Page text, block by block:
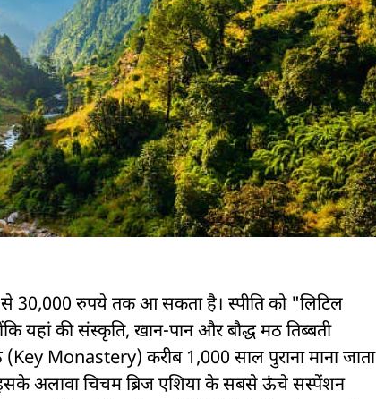
30,000 रुपये तक आ सकता है। स्पीति को "लिटिल
यहां की संस्कृति, खान-पान और बौद्ध मठ तिब्बती
Monastery) करीब 1,000 साल पुराना माना जाता
अलावा चिचम ब्रिज एशिया के सबसे ऊंचे सस्पेंशन